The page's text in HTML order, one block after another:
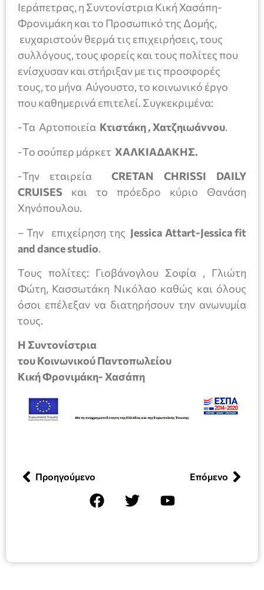
Ιεράπετρας, η Συντονίστρια Κική Χασάπη-
Φρονιμάκη και το Προσωπικό της Δομής,
ευχαριστούν θερμά τις επιχειρήσεις, τους
συλλόγους, τους φορείς και τους πολίτες που
ενίσχυσαν και στήριξαν με τις προσφορές
τους, το μήνα Αύγουστο, το κοινωνικό έργο
που καθημερινά επιτελεί. Συγκεκριμένα:
-Τα Αρτοποιεία Κτιστάκη , Χατζηιωάννου.
-Το σούπερ μάρκετ ΧΑΛΚΙΑΔΑΚΗΣ.
-Την εταιρείαCRETAN CHRISSI
DAILY
CRUISES και το πρόεδρο κύριο Θανάση
Χηνόπουλου.
– Την επιχείρηση της Jessica Attart-Jessica fit
and dance studio.
Τους πολίτες: Γιοβάνογλου Σοφία , Γλιώτη
Φώτη, Κασσωτάκη Νικόλαο καθώς και όλους
όσοι επέλεξαν να διατηρήσουν την ανωνυμία
τους.
Η Συντονίστρια
του Κοινωνικού Παντοπωλείου
Κική Φρονιμάκη- Χασάπη
Προηγούμενο Επόμενο